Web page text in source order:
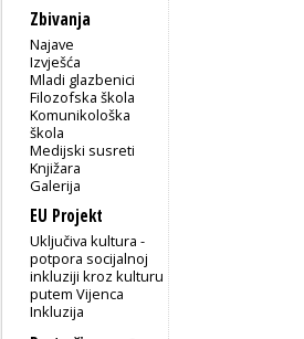
Zbivanja
Najave
Izvješća
Mladi glazbenici
Filozofska škola
Komunikološka
škola
Medijski susreti
Knjižara
Galerija
EU Projekt
Uključiva kultura -
potpora socijalnoj
inkluziji kroz kulturu
putem Vijenca
Inkluzija